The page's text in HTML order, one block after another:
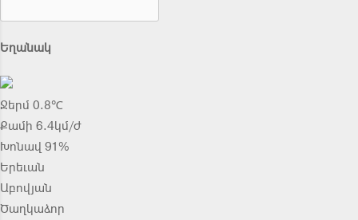
Եղանակ
Ջերմ 0.8℃
Քամի 6.4կմ/ժ
Խոնավ 91%
Երեւան
Աբովյան
Ծաղկաձոր